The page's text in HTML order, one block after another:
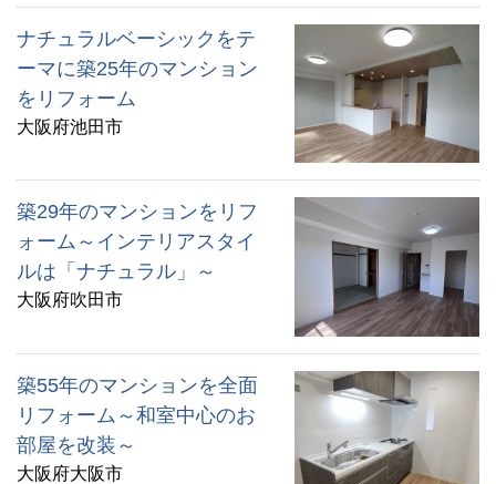
ナチュラルベーシックをテ
ーマに築25年のマンション
をリフォーム
大阪府池田市
築29年のマンションをリフ
ォーム～インテリアスタイ
ルは「ナチュラル」～
大阪府吹田市
築55年のマンションを全面
リフォーム～和室中心のお
部屋を改装～
大阪府大阪市